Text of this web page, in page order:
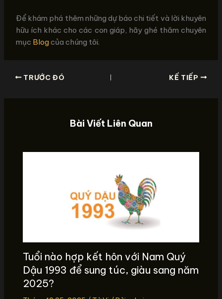
Để khám phá thêm những dự báo chi tiết và lời khuyên
hữu ích khác cho các con giáp, hãy ghé thăm chuyên
mục Blogcủa chúng tôi.
TRƯỚC ĐÓ KẾ TIẾP
Bài Viết Liên Quan
Tuổi nào hợp kết hôn với Nam Quý
Dậu 1993 để sung túc, giàu sang năm
2025?